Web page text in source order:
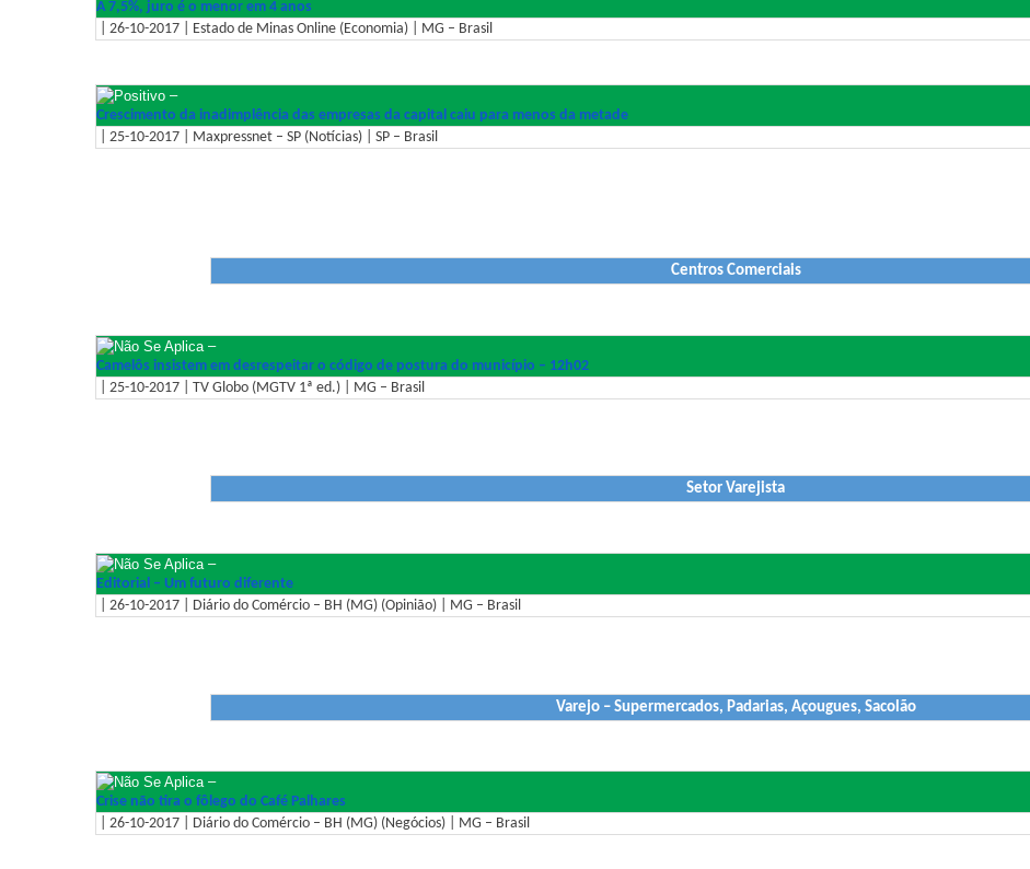
A 7,5%, juro é o menor em 4 anos
| 26-10-2017 | Estado de Minas Online (Economia) | MG – Brasil
–
Crescimento da inadimplência das empresas da capital caiu para menos da metade
| 25-10-2017 | Maxpressnet – SP (Notícias) | SP – Brasil
Centros Comerciais
–
Camelôs insistem em desrespeitar o código de postura do município – 12h02
| 25-10-2017 | TV Globo (MGTV 1ª ed.) | MG – Brasil
Setor Varejista
–
Editorial – Um futuro diferente
| 26-10-2017 | Diário do Comércio – BH (MG) (Opinião) | MG – Brasil
Varejo – Supermercados, Padarias, Açougues, Sacolão
–
Crise não tira o fôlego do Café Palhares
| 26-10-2017 | Diário do Comércio – BH (MG) (Negócios) | MG – Brasil